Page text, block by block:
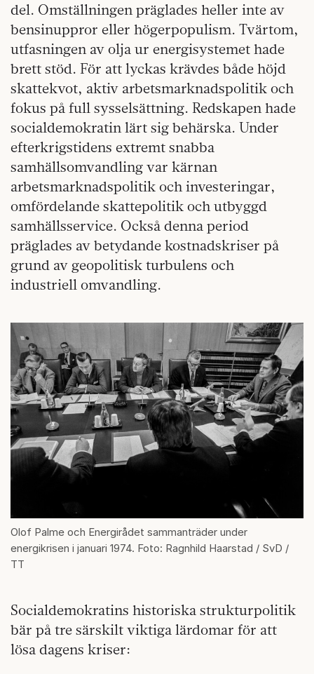
del. Omställningen präglades heller inte av
bensinuppror eller högerpopulism. Tvärtom,
utfasningen av olja ur energisystemet hade
brett stöd. För att lyckas krävdes både höjd
skattekvot, aktiv arbetsmarknadspolitik och
fokus på full sysselsättning. Redskapen hade
socialdemokratin lärt sig behärska. Under
efterkrigstidens extremt snabba
samhällsomvandling var kärnan
arbetsmarknadspolitik och investeringar,
omfördelande skattepolitik och utbyggd
samhällsservice. Också denna period
präglades av betydande kostnadskriser på
grund av geopolitisk turbulens och
industriell omvandling.
Olof Palme och Energirådet sammanträder under
energikrisen i januari 1974. Foto: Ragnhild Haarstad / SvD /
TT
Socialdemokratins historiska strukturpolitik
bär på tre särskilt viktiga lärdomar för att
lösa dagens kriser: